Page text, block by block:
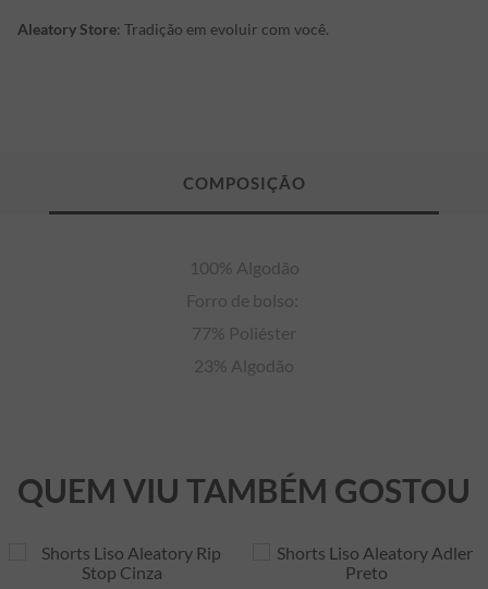
Aleatory Store: Tradição em evoluir com você.
100% Algodão
Forro de bolso:
77% Poliéster
23% Algodão
QUEM VIU TAMBÉM GOSTOU